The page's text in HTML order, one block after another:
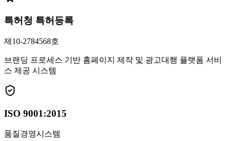
특허청 특허등록
제10-2784568호
브랜딩 프로세스 기반 홈페이지 제작 및 광고대행 플랫폼 서비
스 제공 시스템
ISO 9001:2015
품질경영시스템